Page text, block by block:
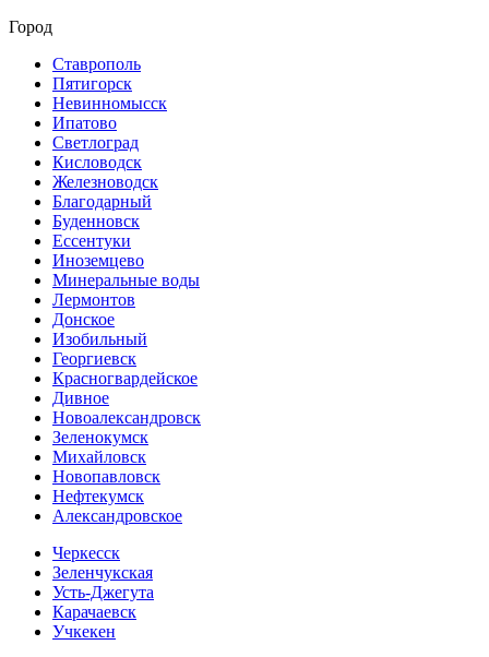
Город
Ставрополь
Пятигорск
Невинномысск
Ипатово
Светлоград
Кисловодск
Железноводск
Благодарный
Буденновск
Ессентуки
Иноземцево
Минеральные воды
Лермонтов
Донское
Изобильный
Георгиевск
Красногвардейское
Дивное
Новоалександровск
Зеленокумск
Михайловск
Новопавловск
Нефтекумск
Александровское
Черкесск
Зеленчукская
Усть-Джегута
Карачаевск
Учкекен